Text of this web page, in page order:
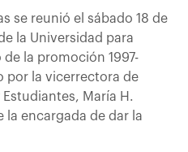
se reunió el sábado 18 de
la Universidad para
la promoción 1997-
por la vicerrectora de
María H.
la encargada de dar la